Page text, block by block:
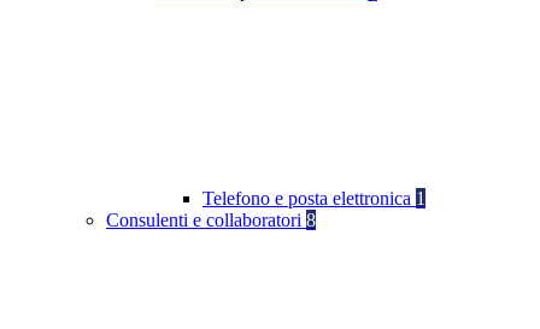
Telefono e posta elettronica 1
Consulenti e collaboratori 8